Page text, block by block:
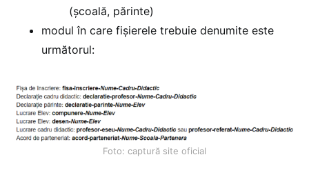
(școală, părinte)
modul în care fișierele trebuie denumite este
următorul:
Foto: captură site oficial